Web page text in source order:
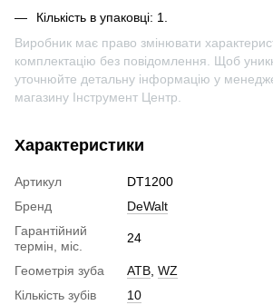
Кількість в упаковці: 1.
Виробник має право змінювати
комплектацію без повідомлення. Щоб
уточнюйте детальну інформацію у
магазину Інструмент Центр.
Характеристики
Артикул
DT1200
Бренд
DeWalt
Гарантійний
термін, міс.
24
Геометрія зуба ATB WZ
Кількість зубів
10